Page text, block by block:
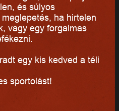
és súlyos
ha hirtelen
vagy egy forgalmas
egy kis kedved a téli
sportolást!